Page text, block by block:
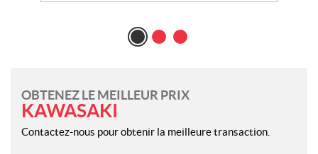
OBTENEZ LE MEILLEUR PRIX
KAWASAKI
Contactez-nous pour obtenir la meilleure transaction.